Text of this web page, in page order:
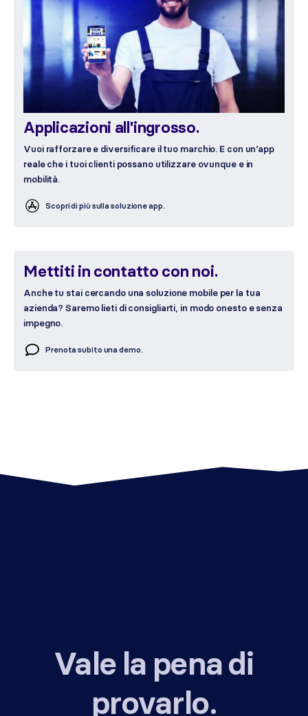
Applicazioni all'ingrosso.
Vuoi rafforzare e diversificare il tuo marchio. E con un’app
reale che i tuoi clienti possano utilizzare ovunque e in
mobilità.
Scopri di più sulla soluzione app.
Mettiti in contatto con noi.
Anche tu stai cercando una soluzione mobile per la tua
azienda? Saremo lieti di consigliarti, in modo onesto e senza
impegno.
Prenota subito una demo.
Vale la pena di
provarlo.